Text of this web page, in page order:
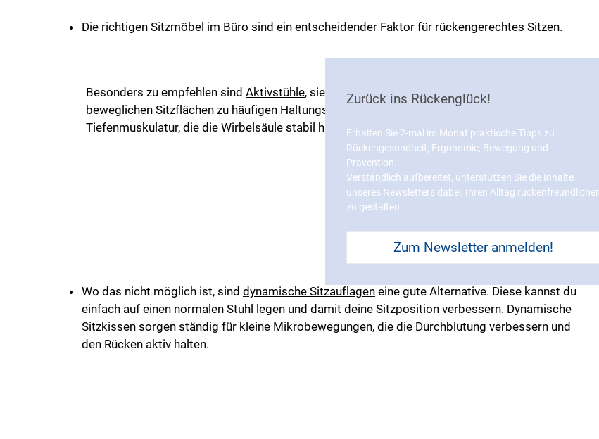
Die richtigen Sitzmöbel im Büro sind ein entscheidender Faktor für rückengerechtes Sitzen.
Besonders zu empfehlen sind Aktivstühle, sie animieren mit ihren mehrdimensional
beweglichen Sitzflächen zu häufigen Haltungswechseln. Dadurch wird die Rumpf- und
Tiefenmuskulatur, die die Wirbelsäule stabil hält, ständig bewegt und somit trainiert.
Wo das nicht möglich ist, sind dynamische Sitzauflagen eine gute Alternative. Diese kannst du
einfach auf einen normalen Stuhl legen und damit deine Sitzposition verbessern. Dynamische
Sitzkissen sorgen ständig für kleine Mikrobewegungen, die die Durchblutung verbessern und
den Rücken aktiv halten.
Zurück ins Rückenglück!
Erhalten Sie 2-mal im Monat praktische Tipps zu
Rückengesundheit, Ergonomie, Bewegung und
Prävention.
Verständlich aufbereitet, unterstützen Sie die Inhalte
unseres Newsletters dabei, Ihren Alltag rückenfreundlicher
zu gestalten.
Zum Newsletter anmelden!